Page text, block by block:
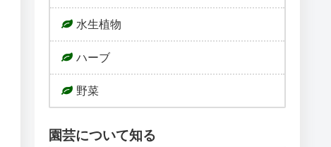
水生植物
ハーブ
野菜
園芸について知る